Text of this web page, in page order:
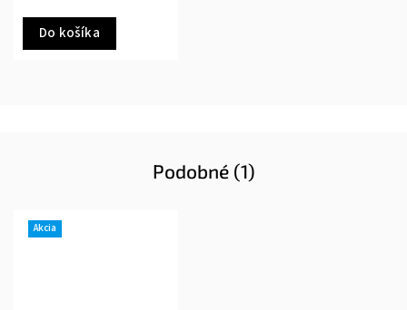
Do košíka
Podobné (1)
Akcia